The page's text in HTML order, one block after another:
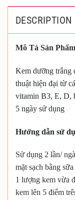
DESCRIPTION
Mô Tả Sản Phẩm
Kem dưỡng trắng
thuật hiện đại từ
vitamin B3, E, D,
5 ngày sử dụng
Hướng dẫn sử
Sử dụng 2 lần/
mặt sạch bằng
1 lượng kem vừa
kem lên 5 điểm